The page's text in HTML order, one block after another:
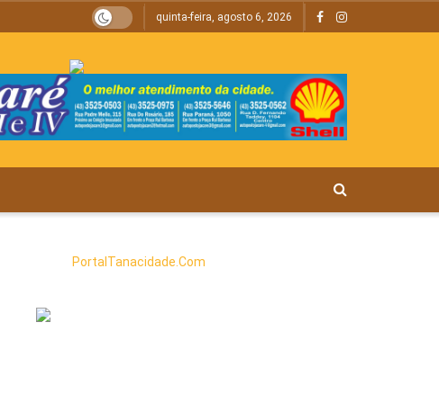
quinta-feira, agosto 6, 2026
PortalTanacidade.Com